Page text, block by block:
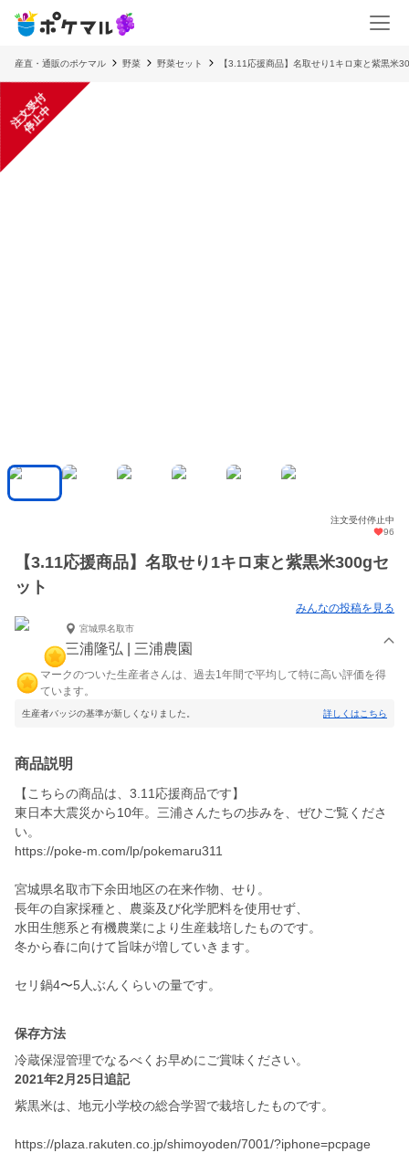
産直・通販のポケマル 野菜 野菜セット 【3.11応援商品】名取せり1キロ束と紫黒米
注
文
受
付
停
止
中
注文受付停止中
96
【3.11応援商品】名取せり1キロ束と紫黒米300gセ
ット
みんなの投稿を見る
宮城県名取市
三浦隆弘 | 三浦農園
マークのついた生産者さんは、過去1年間で平均して特に高い評価を得
ています。
生産者バッジの基準が新しくなりました。 詳しくはこちら
商品説明
【こちらの商品は、3.11応援商品です】
東日本大震災から10年。三浦さんたちの歩みを、ぜひご覧くださ
い。
https://poke-m.com/lp/pokemaru311
宮城県名取市下余田地区の在来作物、せり。
長年の自家採種と、農薬及び化学肥料を使用せず、
水田生態系と有機農業により生産栽培したものです。
冬から春に向けて旨味が増していきます。
セリ鍋4〜5人ぶんくらいの量です。
保存方法
冷蔵保湿管理でなるべくお早めにご賞味ください。
2021年2月25日追記
紫黒米は、地元小学校の総合学習で栽培したものです。
https://plaza.rakuten.co.jp/shimoyoden/7001/?iphone=pcpage